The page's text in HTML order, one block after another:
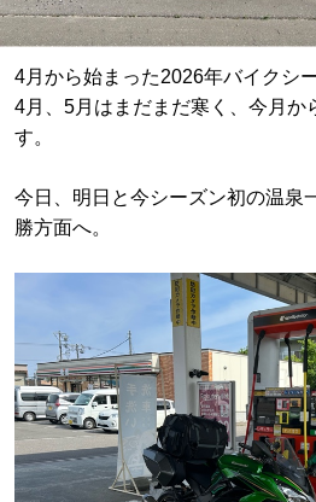
4月から始まった2026年バイクシー
4月、5月はまだまだ寒く、今月か
す。
今日、明日と今シーズン初の温泉
勝方面へ。